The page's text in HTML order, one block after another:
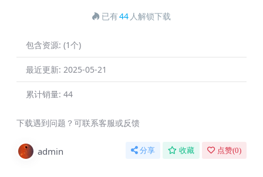
已有44 人解锁下载
包含资源: (1个)
最近更新: 2025-05-21
累计销量: 44
下载遇到问题？可联系客服或反馈
admin 分享 收藏 点赞(0)